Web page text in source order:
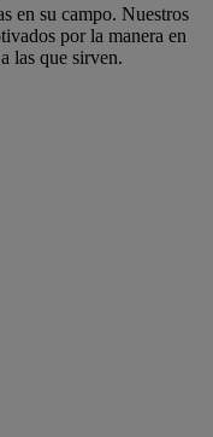
en su campo. Nuestros
por la manera en
las que sirven.